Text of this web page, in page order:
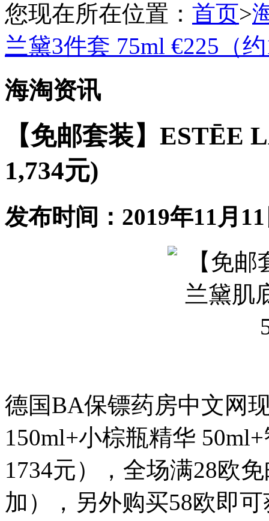
您现在所在位置： 首页>
兰黛3件套 75ml €225（
海淘资讯
【免邮套装】ESTĒE
1,734元)
发布时间：2019年11月
德国BA保镖药房中文网
150ml+小棕瓶精华
1734元），全场满28欧
加），另外购买58欧即